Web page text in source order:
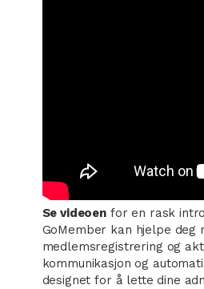
Se videoen for en rask
GoMember kan hjelpe deg
medlemsregistrering og
kommunikasjon og
designet for å lette dine